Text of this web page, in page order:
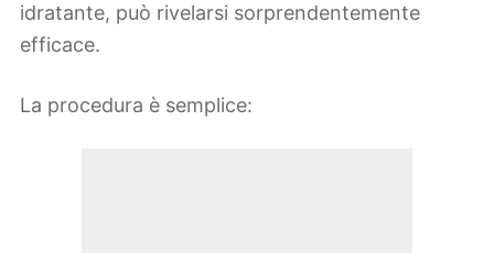
idratante, può rivelarsi sorprendentemente
efficace.
La procedura è semplice: